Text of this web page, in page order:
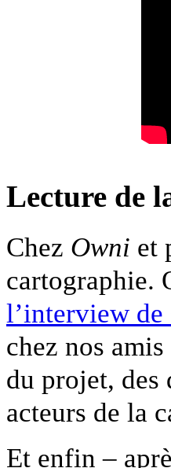
Lecture de
Chez Owni et
cartographie.
l’interview
chez nos
du projet, des
acteurs de la
Et enfin –